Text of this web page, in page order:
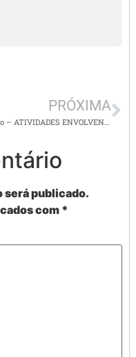
PRÓXIMA
2º ano – ATIVIDADES ENVOLVENDO MULTIPLICAÇÃO E TABUADA
será publicado.
com *